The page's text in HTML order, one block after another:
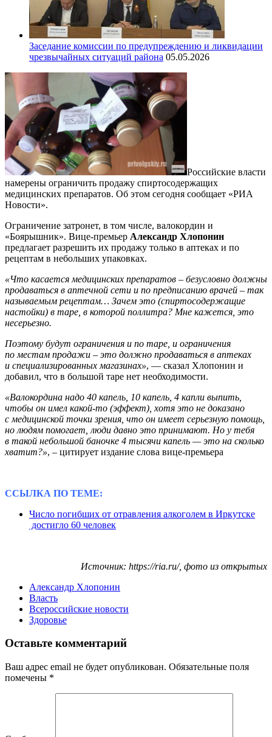
Заседание комиссии по предупреждению и ликвидации
чрезвычайных ситуаций района 05.05.2026
Российские власти
намерены ограничить продажу спиртосодержащих
медицинских препаратов. Об этом сегодня сообщает «РИА
Новости».
Ограничение затронет, в том числе, валокордин и
«Боярышник». Вице-премьер Александр Хлопонин
предлагает разрешить их продажу только в аптеках и по
рецептам в небольших упаковках.
«Что касается медицинских препаратов – безусловно должны
продаваться в аптечной сети и по предписанию врачей – так
называемым рецептам… Зачем это (спиртосодержащие
настойки) в таре, в которой поллитра? Мне кажется, это
несерьезно.
Поэтому будут ограничения и по таре, и ограничения
по местам продажи – это должно продаваться в аптеках
и специализированных магазинах», — сказал Хлопонин и
добавил, что в большой таре нет необходимости.
«Валокордина надо 40 капель, 10 капель, 4 капли выпить,
чтобы он имел какой-то (эффект), хотя это не доказано
с медицинской точки зрения, что он имеет серьезную помощь,
но людям помогает, люди давно это принимают. Но у тебя
в такой небольшой баночке 4 тысячи капель — это на сколько
хватит?», – цитирует издание слова вице-премьера
ССЫЛКА ПО ТЕМЕ:
Число погибших от отравления алкоголем в Иркутске
достигло 60 человек
Источник: https://ria.ru/, фото из открытых
Александр Хлопонин
Власть
Всероссийские новости
Здоровье
Оставьте комментарий
Ваш адрес email не будет опубликован. Обязательные поля
помечены *